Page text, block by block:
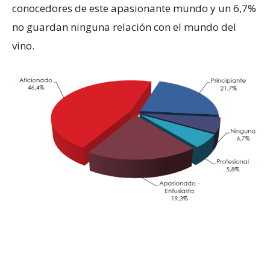
conocedores de este apasionante mundo y un 6,7%
no guardan ninguna relación con el mundo del
vino.